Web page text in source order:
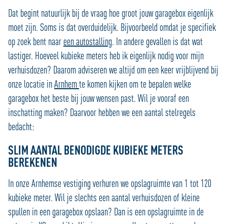
Dat begint natuurlijk bij de vraag hoe groot jouw garagebox eigenlijk
moet zijn. Soms is dat overduidelijk. Bijvoorbeeld omdat je specifiek
op zoek bent naareen autostalling. In andere gevallen is dat wat
lastiger. Hoeveel kubieke meters heb ik eigenlijk nodig voor mijn
verhuisdozen? Daarom adviseren we altijd om een keer vrijblijvend bij
onze locatie inArnhemte komen kijken om te bepalen welke
garagebox het beste bij jouw wensen past. Wil je vooraf een
inschatting maken? Daarvoor hebben we een aantal stelregels
bedacht:
SLIM AANTAL BENODIGDE KUBIEKE METERS
BEREKENEN
In onze Arnhemse vestiging verhuren we opslagruimte van 1 tot 120
kubieke meter. Wil je slechts een aantal verhuisdozen of kleine
spullen in een garagebox opslaan? Dan is een opslagruimte in de